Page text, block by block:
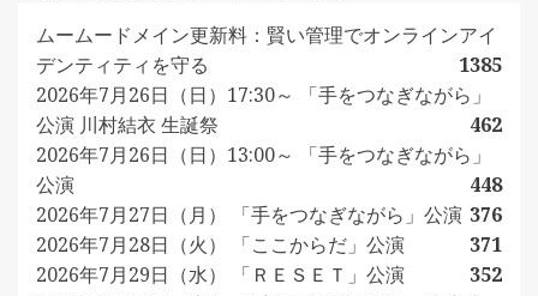
ムームードメイン更新料：賢い管理でオンラインアイ
デンティティを守る
1385
2026年7月26日（日）17:30～ 「手をつなぎながら」
公演 川村結衣 生誕祭
462
2026年7月26日（日）13:00～ 「手をつなぎながら」
公演
448
2026年7月27日（月） 「手をつなぎながら」公演 376
2026年7月28日（火） 「ここからだ」公演
371
2026年7月29日（水） 「ＲＥＳＥＴ」公演
352